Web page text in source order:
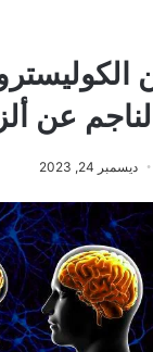
عن
ديسمبر 24, 2023